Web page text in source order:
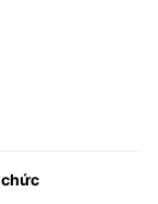
chức